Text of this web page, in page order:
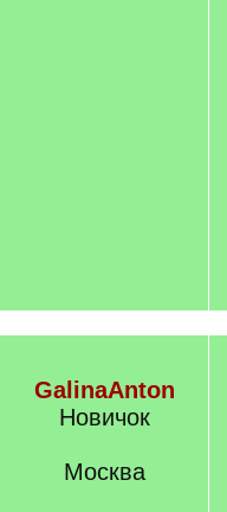
GalinaAnton
Новичок
Москва